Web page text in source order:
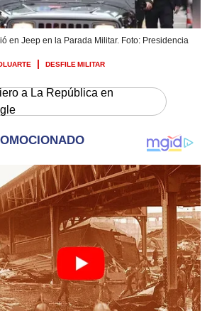
en Jeep en la Parada Militar. Foto: Presidencia
DESFILE MILITAR
a La República en